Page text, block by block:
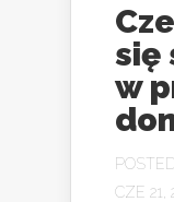
się
w
CZE 21,